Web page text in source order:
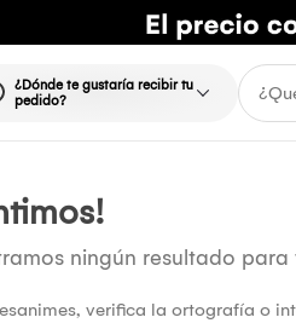
¿Dónde te gustaría recibir tu
pedido?
ningún resultado para
verifica la ortografía o